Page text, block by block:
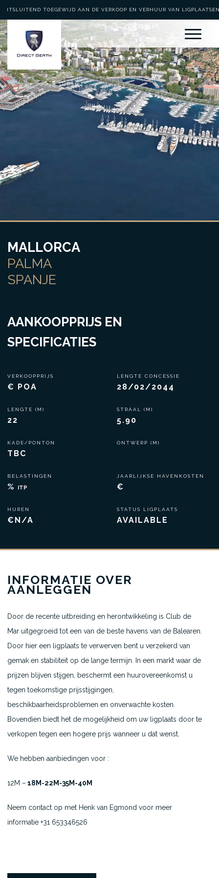
UITSLUITEND TOEGEWIJD AAN DE VERKOOP EN VERHUUR VAN
MALLORCA
PALMA
SPANJE
AANKOOPPRIJS EN
SPECIFICATIES
VERKOOPPRIJS
€ POA
LENGTE (M)
22
KADE/PONTON
TBC
BELASTINGEN
% ITP
HUREN
€N/A
LENGTE CONCESSIE
28/02/2044
STRAAL (M)
5.90
ONTWERP (M)
JAARLIJKSE HAVENKOSTEN
€
STATUS LIGPLAATS
AVAILABLE
INFORMATIE OVER
AANLEGGEN
Door de recente uitbreiding en herontwikkeling is Club de
Mar uitgegroeid tot een van de beste havens van de Balearen.
Door hier een ligplaats te verwerven bent u verzekerd van
gemak en stabiliteit op de lange termijn. In een markt waar de
prijzen blijven stijgen, beschermt een huurovereenkomst u
tegen toekomstige prijsstijgingen,
beschikbaarheidsproblemen en onverwachte kosten.
Bovendien biedt het de mogelijkheid om uw ligplaats door te
verkopen tegen een hogere prijs wanneer u dat wenst.
We hebben aanbiedingen voor :
12M – 18M-22M-35M-40M
Neem contact op met Henk van Egmond voor meer
informatie +31 653346526